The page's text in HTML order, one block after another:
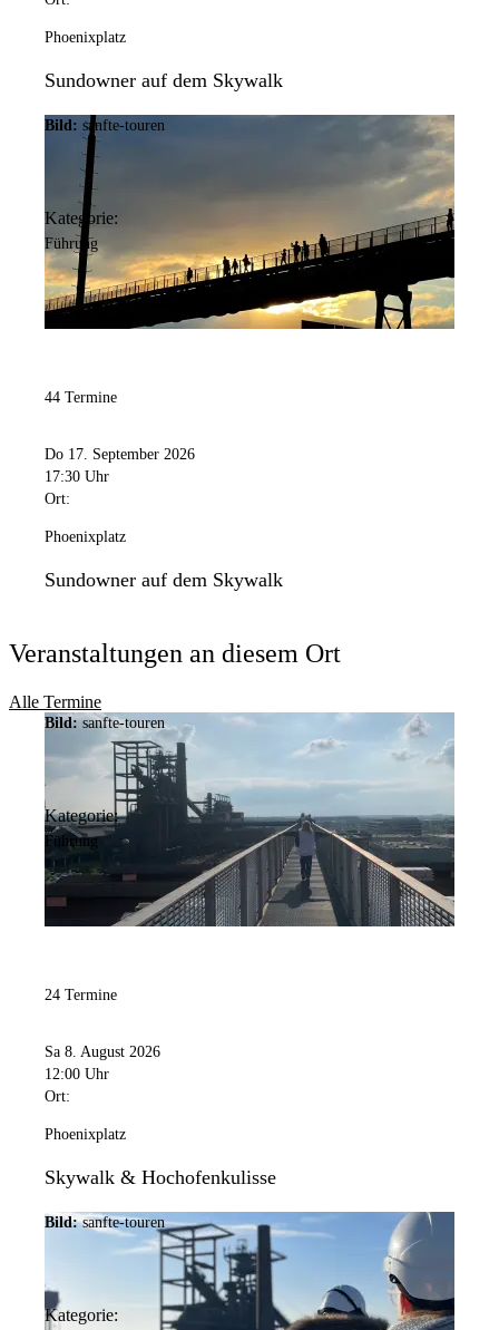
Phoenixplatz
Sundowner auf dem Skywalk
Bild: sanfte-touren
Kategorie:
Führung
44 Termine
Do 17. September 2026
17:30 Uhr
Ort:
Phoenixplatz
Sundowner auf dem Skywalk
Veranstaltungen an diesem Ort
Alle Termine
Bild: sanfte-touren
Kategorie:
Führung
24 Termine
Sa 8. August 2026
12:00 Uhr
Ort:
Phoenixplatz
Skywalk & Hochofenkulisse
Bild: sanfte-touren
Kategorie: